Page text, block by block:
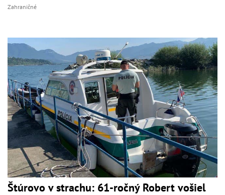
Zahraničné
Štúrovo v strachu: 61-ročný Robert vošiel